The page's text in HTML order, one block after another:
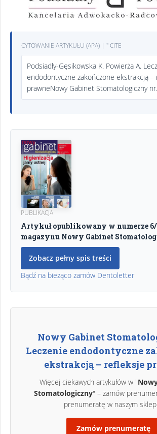
CYTOWANIE ARTYKUŁU (APA) | " CITE
Podsiadły-Gęsikowska K. Powierża A.
endodontyczne zakończone ekstrakcją –
prawneNowy Gabinet Stomatologiczny
PUBLIKACJA
Artykuł opublikowany w numerze
magazynu Nowy Gabinet
Zobacz pełny spis treści
Bądź na bieżąco zamów Dentoletter
Nowy Gabinet
Leczenie endodontyczne
ekstrakcją – refleksje
Więcej ciekawych artykułów w "
Stomatologiczny" – zamów
prenumeratę w naszym
Zamów prenumeratę